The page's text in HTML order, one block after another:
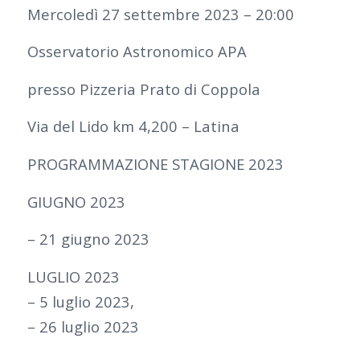
Mercoledì 27 settembre 2023 – 20:00
Osservatorio Astronomico APA
presso Pizzeria Prato di Coppola
Via del Lido km 4,200 – Latina
PROGRAMMAZIONE STAGIONE 2023
GIUGNO 2023
– 21 giugno 2023
LUGLIO 2023
– 5 luglio 2023,
– 26 luglio 2023